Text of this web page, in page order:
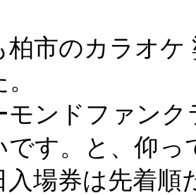
柏市のカラオケ
モンドファン
です。と、仰っ
入場券は先着順